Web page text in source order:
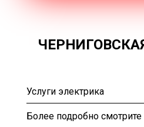
Услуги электрика
Более подробно